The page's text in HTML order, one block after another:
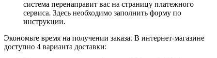
система перенаправит вас на страницу платежного
сервиса. Здесь необходимо заполнить форму по
инструкции.
Экономьте время на получении заказа. В интернет-магазине
доступно 4 варианта доставки: